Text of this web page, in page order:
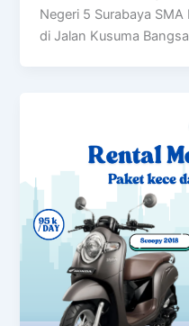
Negeri 5 Surabaya
di Jalan Kusuma Bangsa